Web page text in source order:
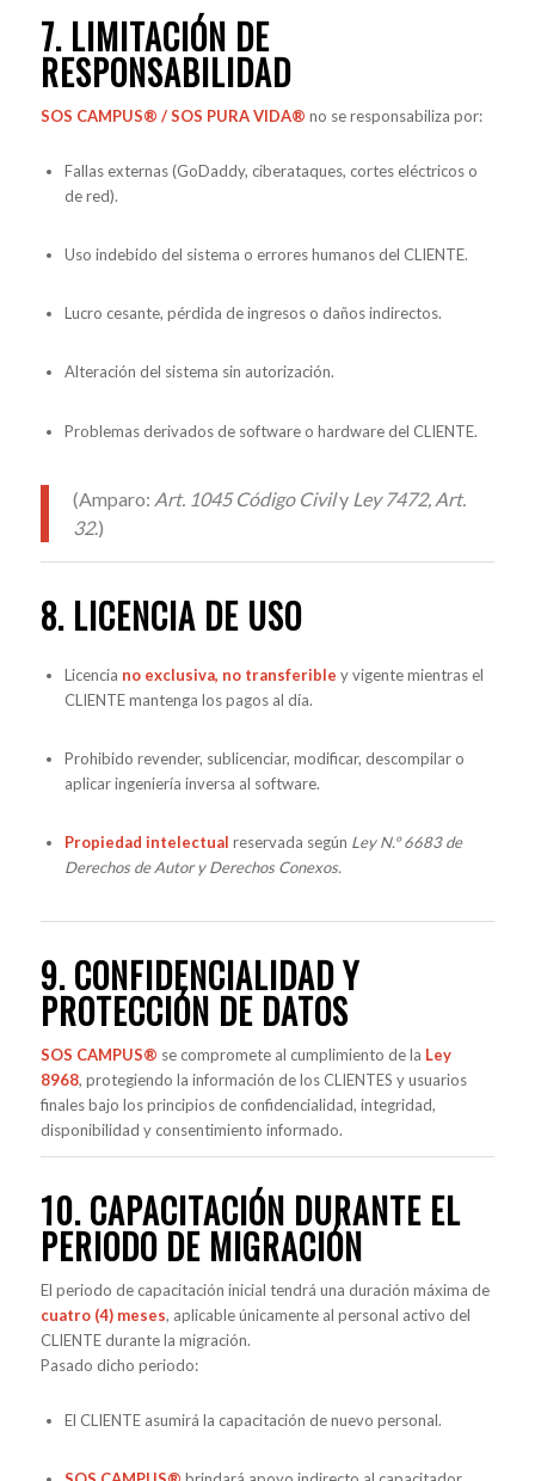
7. LIMITACIÓN DE
RESPONSABILIDAD
SOS CAMPUS® / SOS PURA VIDA® no se responsabiliza por:
Fallas externas (GoDaddy, ciberataques, cortes eléctricos o
de red).
Uso indebido del sistema o errores humanos del CLIENTE.
Lucro cesante, pérdida de ingresos o daños indirectos.
Alteración del sistema sin autorización.
Problemas derivados de software o hardware del CLIENTE.
(Amparo: Art. 1045 Código Civily Ley 7472, Art.
32.)
8. LICENCIA DE USO
Licencia no exclusiva, no transferible y vigente mientras el
CLIENTE mantenga los pagos al día.
Prohibido revender, sublicenciar, modificar, descompilar o
aplicar ingeniería inversa al software.
Propiedad intelectual reservada según Ley N.º 6683 de
Derechos de Autor y Derechos Conexos.
9. CONFIDENCIALIDAD Y
PROTECCIÓN DE DATOS
SOS CAMPUS® se compromete al cumplimiento de la Ley
8968, protegiendo la información de los CLIENTES y usuarios
finales bajo los principios de confidencialidad, integridad,
disponibilidad y consentimiento informado.
10. CAPACITACIÓN DURANTE EL
PERIODO DE MIGRACIÓN
El periodo de capacitación inicial tendrá una duración máxima de
cuatro (4) meses, aplicable únicamente al personal activo del
CLIENTE durante la migración.
Pasado dicho periodo:
El CLIENTE asumirá la capacitación de nuevo personal.